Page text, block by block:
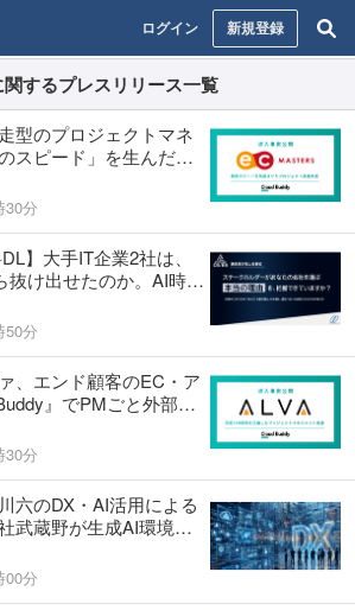
ログイン 新規登録
関するプレスリリース一覧
型のプロジェクトマネ
スピード」を生んだ日
例を公開。BPR×BPO
」が支えた属人化解消
30分
】大手IT企業2社は、
抜け出せたのか。AI時代
」の定義方法を公開
50分
、エンド顧客のEC・ア
』でPMごと外部化
圧縮。BPR×BPOで実
ネジメントの外部化”
30分
六のDX・AI活用による
武蔵野が生成AI環境
堅・中小企業の経営改
00分